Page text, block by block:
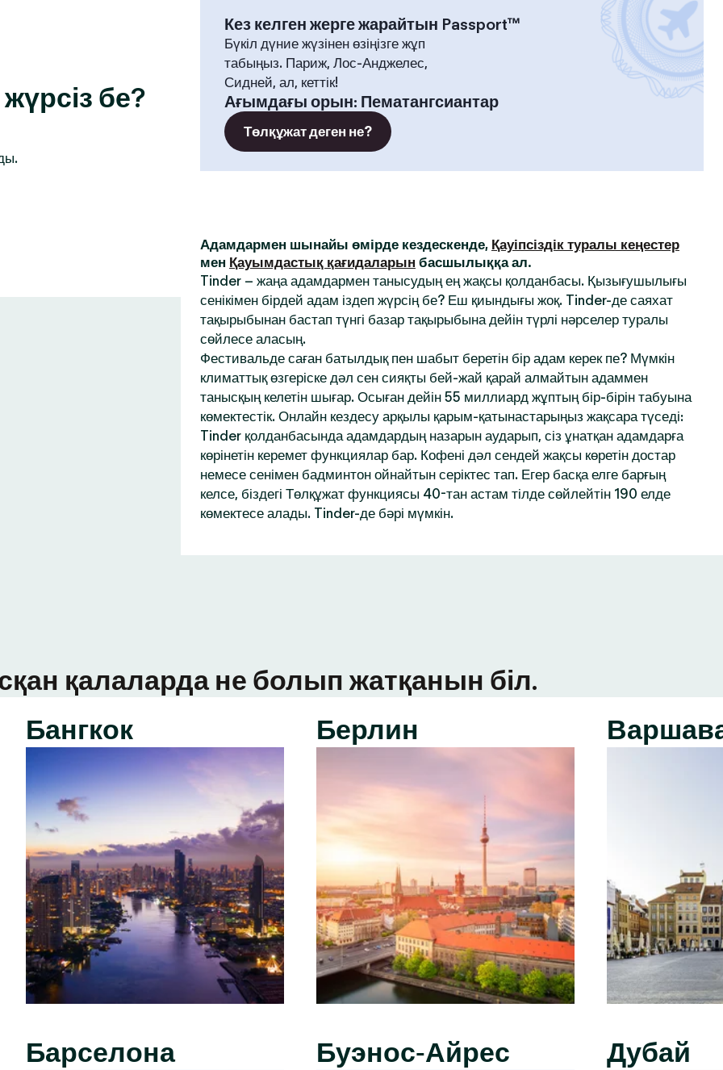
бе?
Кез келген жерге жарайтын Passport™
Бүкіл дүние жүзінен өзіңізге жұп
табыңыз. Париж, Лос-Анджелес,
Сидней, ал, кеттік!
Ағымдағы орын: Пематангсиантар
Төлқұжат деген не?
Адамдармен шынайы өмірде кездескенде, Қауіпсіздік туралы кеңестер
мен Қауымдастық қағидаларын басшылыққа ал.
Tinder – жаңа адамдармен танысудың ең жақсы қолданбасы. Қызығушылығы
сенікімен бірдей адам іздеп жүрсің бе? Еш қиындығы жоқ. Tinder-де саяхат
тақырыбынан бастап түнгі базар тақырыбына дейін түрлі нәрселер туралы
сөйлесе аласың.
Фестивальде саған батылдық пен шабыт беретін бір адам керек пе? Мүмкін
климаттық өзгеріске дәл сен сияқты бей-жай қарай алмайтын адаммен
танысқың келетін шығар. Осыған дейін 55 миллиард жұптың бір-бірін табуына
көмектестік. Онлайн кездесу арқылы қарым-қатынастарыңыз жақсара түседі:
Tinder қолданбасында адамдардың назарын аударып, сіз ұнатқан адамдарға
көрінетін керемет функциялар бар. Кофені дәл сендей жақсы көретін достар
немесе сенімен бадминтон ойнайтын серіктес тап. Егер басқа елге барғың
келсе, біздегі Төлқұжат функциясы 40-тан астам тілде сөйлейтін 190 елде
көмектесе алады. Tinder-де бәрі мүмкін.
қалаларда не болып жатқанын біл.
Бангкок
Барселона
Берлин
Буэнос-Айрес Дубай